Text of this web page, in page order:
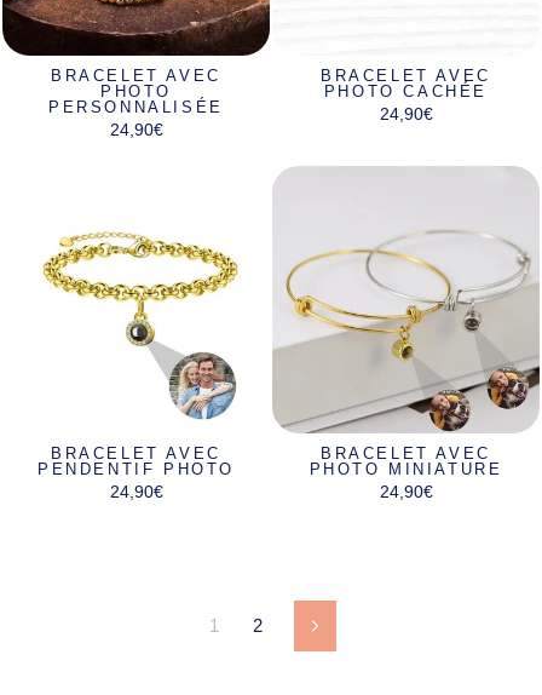
BRACELET AVEC
PHOTO
PERSONNALISÉE
24,90€
BRACELET AVEC
PHOTO CACHÉE
24,90€
BRACELET AVEC
PENDENTIF PHOTO
24,90€
BRACELET AVEC
PHOTO MINIATURE
24,90€
1 2 Suivant